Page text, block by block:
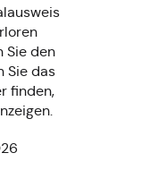
Sie den
Sie das
finden,